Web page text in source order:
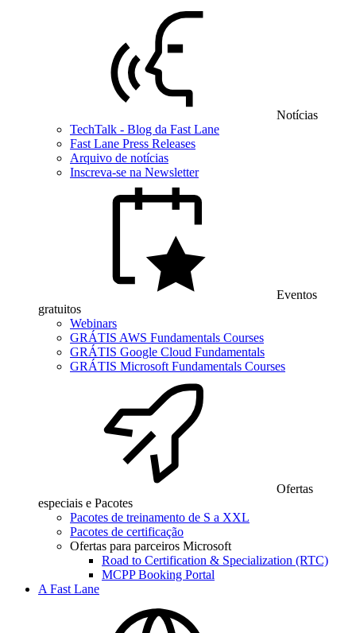
Notícias
TechTalk - Blog da Fast Lane
Fast Lane Press Releases
Arquivo de notícias
Inscreva-se na Newsletter
Eventos
gratuitos
Webinars
GRÁTIS AWS Fundamentals Courses
GRÁTIS Google Cloud Fundamentals
GRÁTIS Microsoft Fundamentals Courses
Ofertas
especiais e Pacotes
Pacotes de treinamento de S a XXL
Pacotes de certificação
Ofertas para parceiros Microsoft
Road to Certification & Specialization (RTC)
MCPP Booking Portal
A Fast Lane